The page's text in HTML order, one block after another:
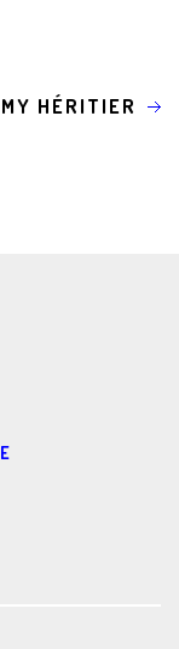
HÉRITIER